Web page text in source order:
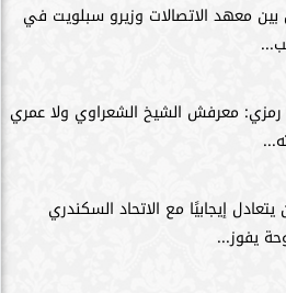
بين معهد الاتصالات وزيرو سبلويت في
معرفش الشيخ الشعراوي ولا عمري
إيجابيًا مع الاتحاد السكندري
يفوز...